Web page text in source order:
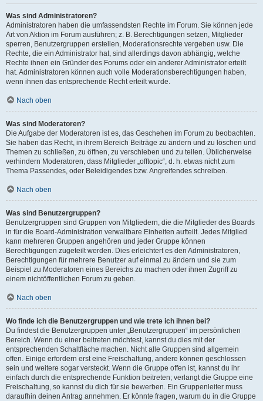
Was sind Administratoren?
Administratoren haben die umfassendsten Rechte im Forum. Sie können jede
Art von Aktion im Forum ausführen; z. B. Berechtigungen setzen, Mitglieder
sperren, Benutzergruppen erstellen, Moderationsrechte vergeben usw. Die
Rechte, die ein Administrator hat, sind allerdings davon abhängig, welche
Rechte ihnen ein Gründer des Forums oder ein anderer Administrator erteilt
hat. Administratoren können auch volle Moderationsberechtigungen haben,
wenn ihnen das entsprechende Recht erteilt wurde.
Nach oben
Was sind Moderatoren?
Die Aufgabe der Moderatoren ist es, das Geschehen im Forum zu beobachten.
Sie haben das Recht, in ihrem Bereich Beiträge zu ändern und zu löschen und
Themen zu schließen, zu öffnen, zu verschieben und zu teilen. Üblicherweise
verhindern Moderatoren, dass Mitglieder „offtopic“, d. h. etwas nicht zum
Thema Passendes, oder Beleidigendes bzw. Angreifendes schreiben.
Nach oben
Was sind Benutzergruppen?
Benutzergruppen sind Gruppen von Mitgliedern, die die Mitglieder des Boards
in für die Board-Administration verwaltbare Einheiten aufteilt. Jedes Mitglied
kann mehreren Gruppen angehören und jeder Gruppe können
Berechtigungen zugeteilt werden. Dies erleichtert es den Administratoren,
Berechtigungen für mehrere Benutzer auf einmal zu ändern und sie zum
Beispiel zu Moderatoren eines Bereichs zu machen oder ihnen Zugriff zu
einem nichtöffentlichen Forum zu geben.
Nach oben
Wo finde ich die Benutzergruppen und wie trete ich ihnen bei?
Du findest die Benutzergruppen unter „Benutzergruppen“ im persönlichen
Bereich. Wenn du einer beitreten möchtest, kannst du dies mit der
entsprechenden Schaltfläche machen. Nicht alle Gruppen sind allgemein
offen. Einige erfordern erst eine Freischaltung, andere können geschlossen
sein und weitere sogar versteckt. Wenn die Gruppe offen ist, kannst du ihr
einfach durch die entsprechende Funktion beitreten; verlangt die Gruppe eine
Freischaltung, so kannst du dich für sie bewerben. Ein Gruppenleiter muss
daraufhin deinen Antrag annehmen. Er könnte fragen, warum du in die Gruppe